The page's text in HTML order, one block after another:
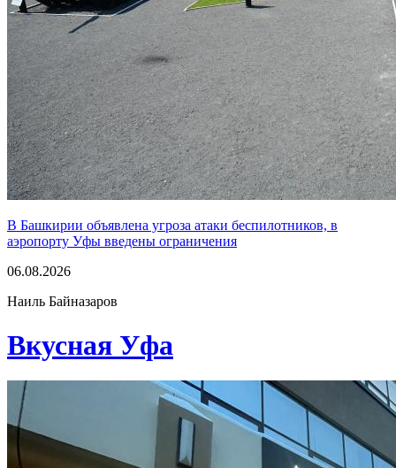
В Башкирии объявлена угроза атаки беспилотников, в
аэропорту Уфы введены ограничения
06.08.2026
Наиль Байназаров
Вкусная Уфа